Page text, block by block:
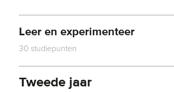
Leer en experimenteer
30 studiepunten
Tweede jaar